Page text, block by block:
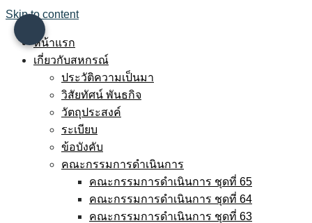
Skip to content
หน้าแรก
เกี่ยวกับสหกรณ์
ประวัติความเป็นมา
วิสัยทัศน์ พันธกิจ
วัตถุประสงค์
ระเบียบ
ข้อบังคับ
คณะกรรมการดำเนินการ
คณะกรรมการดำเนินการ ชุดที่ 65
คณะกรรมการดำเนินการ ชุดที่ 64
คณะกรรมการดำเนินการ ชุดที่ 63